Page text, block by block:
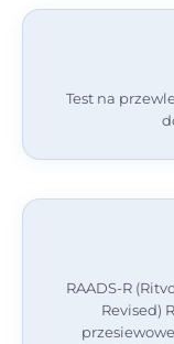
Test na
RAADS-R
Revised)